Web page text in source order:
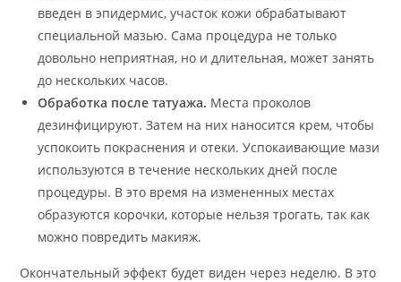
введен в эпидермис, участок кожи обрабатывают
специальной мазью. Сама процедура не только
довольно неприятная, но и длительная, может занять
до нескольких часов.
Обработка после татуажа. Места проколов
дезинфицируют. Затем на них наносится крем, чтобы
успокоить покраснения и отеки. Успокаивающие мази
используются в течение нескольких дней после
процедуры. В это время на измененных местах
образуются корочки, которые нельзя трогать, так как
можно повредить макияж.
Окончательный эффект будет виден через неделю. В это